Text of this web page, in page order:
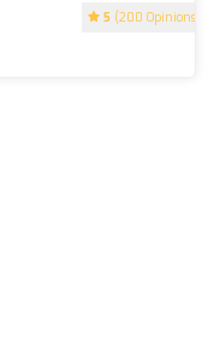
5 (200 Opinions)